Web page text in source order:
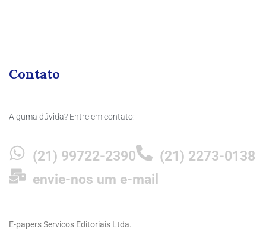
Contato
Alguma dúvida? Entre em contato:
(21) 99722-2390
(21) 2273-0138
envie-nos um e-mail
E-papers Servicos Editoriais Ltda.